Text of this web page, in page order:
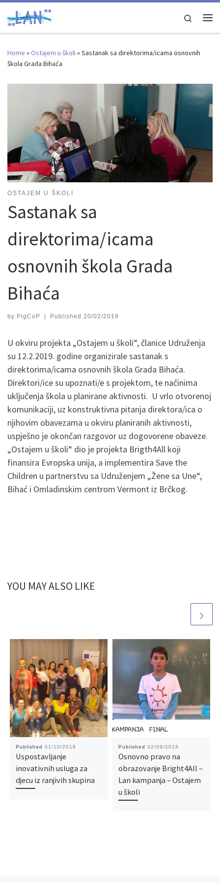
Skip to content
Search
Home »Ostajem u školi »Sastanak sa direktorima/icama osnovnih
škola Grada Bihaća
OSTAJEM U ŠKOLI
Sastanak sa
direktorima/icama
osnovnih škola Grada
Bihaća
by PigCoP Published 20/02/2019
U okviru projekta „Ostajem u školi“, članice Udruženja
su 12.2.2019. godine organizirale sastanak s
direktorima/icama osnovnih škola Grada Bihaća.
Direktori/ice su upoznati/e s projektom, te načinima
uključenja škola u planirane aktivnosti. U vrlo otvorenoj
komunikaciji, uz konstruktivna pitanja direktora/ica o
njihovim obavezama u okviru planiranih aktivnosti,
uspješno je okončan razgovor uz dogovorene obaveze.
„Ostajem u školi“ dio je projekta Brigth4All koji
finansira Evropska unija, a implementira Save the
Children u partnerstvu sa Udruženjem „Žene sa Une“,
Bihać i Omladinskim centrom Vermont iz Brčkog.
YOU MAY ALSO LIKE
Published 01/10/2018
Uspostavljanje
inovativnih usluga za
djecu iz ranjivih skupina
Published 02/09/2019
Osnovno pravo na
obrazovanje Bright4All –
Lan kampanja – Ostajem
u školi